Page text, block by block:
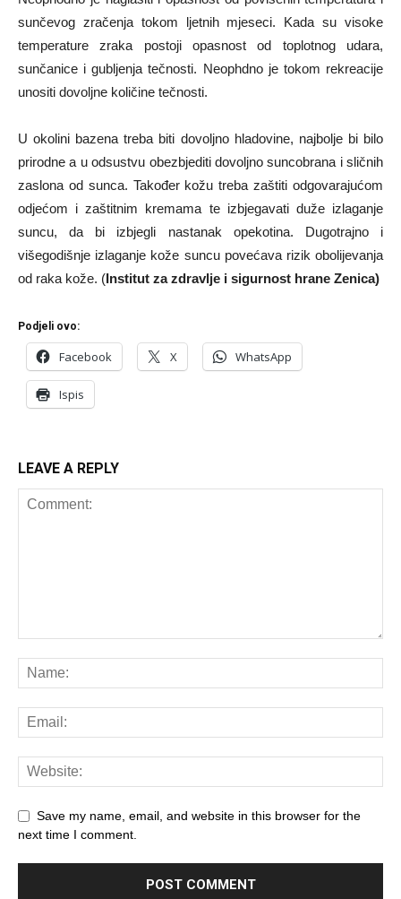
sunčevog zračenja tokom ljetnih mjeseci. Kada su visoke
temperature zraka postoji opasnost od toplotnog udara,
sunčanice i gubljenja tečnosti. Neophdno je tokom rekreacije
unositi dovoljne količine tečnosti.
U okolini bazena treba biti dovoljno hladovine, najbolje bi bilo
prirodne a u odsustvu obezbjediti dovoljno suncobrana i sličnih
zaslona od sunca. Također kožu treba zaštiti odgovarajućom
odjećom i zaštitnim kremama te izbjegavati duže izlaganje
suncu, da bi izbjegli nastanak opekotina. Dugotrajno i
višegodišnje izlaganje kože suncu povećava rizik obolijevanja
od raka kože. (Institut za zdravlje i sigurnost hrane Zenica)
Podjeli ovo:
Facebook X WhatsApp
Ispis
LEAVE A REPLY
Save my name, email, and website in this browser for the
next time I comment.